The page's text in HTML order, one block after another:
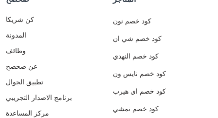
كن شريكا
المدونة
وظائف
عن صحصح
تطبيق الجوال
برنامج الاصدار التجريبي
مركز المساعدة
كود خصم نون
كود خصم شي ان
كود خصم النهدي
كود خصم نايس ون
كود خصم اي هيرب
كود خصم نمشي